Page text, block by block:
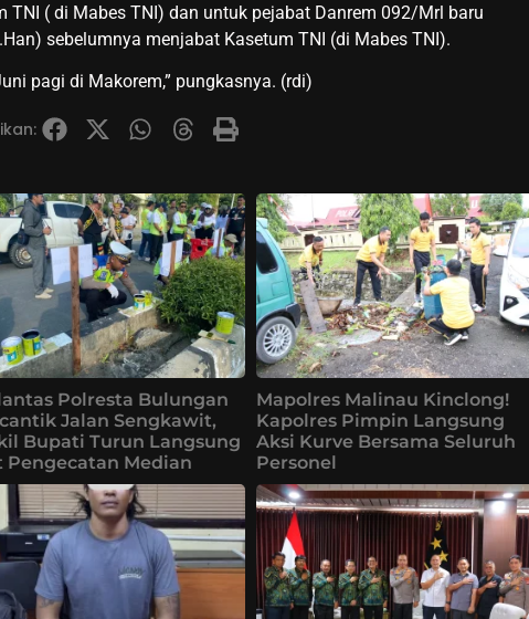
TNI ( di Mabes TNI) dan untuk pejabat Danrem 092/Mrl baru
sebelumnya menjabat Kasetum TNI (di Mabes TNI).
pagi di Makorem,” pungkasnya. (rdi)
Polresta Bulungan
Jalan Sengkawit,
Bupati Turun Langsung
Pengecatan Median
Mapolres Malinau Kinclong!
Kapolres Pimpin Langsung
Aksi Kurve Bersama Seluruh
Personel